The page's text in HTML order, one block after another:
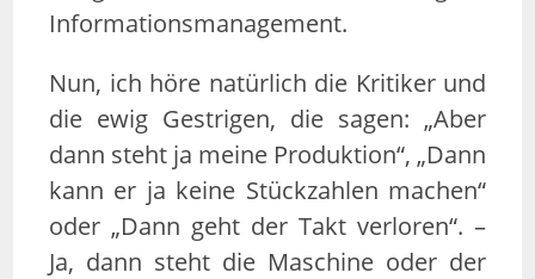
Informationsmanagement.
Nun, ich höre natürlich die Kritiker und
die ewig Gestrigen, die sagen: „Aber
dann steht ja meine Produktion“, „Dann
kann er ja keine Stückzahlen machen“
oder „Dann geht der Takt verloren“. –
Ja, dann steht die Maschine oder der